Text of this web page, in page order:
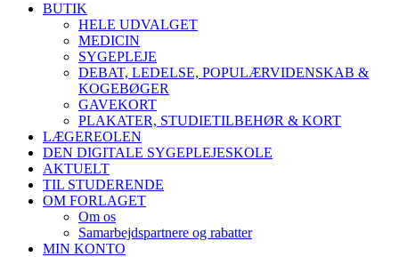
BUTIK
HELE UDVALGET
MEDICIN
SYGEPLEJE
DEBAT, LEDELSE, POPULÆRVIDENSKAB &
KOGEBØGER
GAVEKORT
PLAKATER, STUDIETILBEHØR & KORT
LÆGEREOLEN
DEN DIGITALE SYGEPLEJESKOLE
AKTUELT
TIL STUDERENDE
OM FORLAGET
Om os
Samarbejdspartnere og rabatter
MIN KONTO